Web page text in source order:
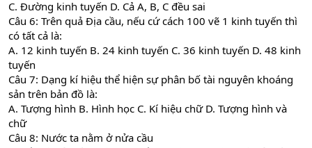
C. Đường kinh tuyến D. Cả A, B, C đều sai
Câu 6: Trên quả Địa cầu, nếu cứ cách 100 vẽ 1 kinh tuyến thì
có tất cả là:
A. 12 kinh tuyến B. 24 kinh tuyến C. 36 kinh tuyến D. 48 kinh
tuyến
Câu 7: Dạng kí hiệu thể hiện sự phân bố tài nguyên khoáng
sản trên bản đồ là:
A. Tượng hình B. Hình học C. Kí hiệu chữ D. Tượng hình và
chữ
Câu 8: Nước ta nằm ở nửa cầu